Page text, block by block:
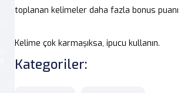
toplanan kelimeler daha fazla bonus
Kelime çok karmaşıksa, ipucu kullanın.
Kategoriler: